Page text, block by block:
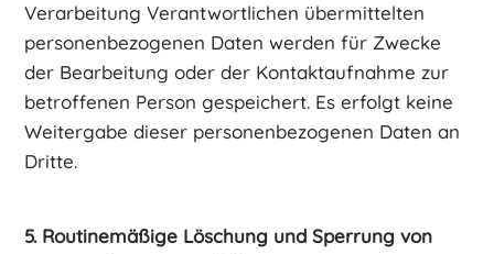
Verarbeitung Verantwortlichen übermittelten
personenbezogenen Daten werden für Zwecke
der Bearbeitung oder der Kontaktaufnahme zur
betroffenen Person gespeichert. Es erfolgt keine
Weitergabe dieser personenbezogenen Daten an
Dritte.
5. Routinemäßige Löschung und Sperrung von